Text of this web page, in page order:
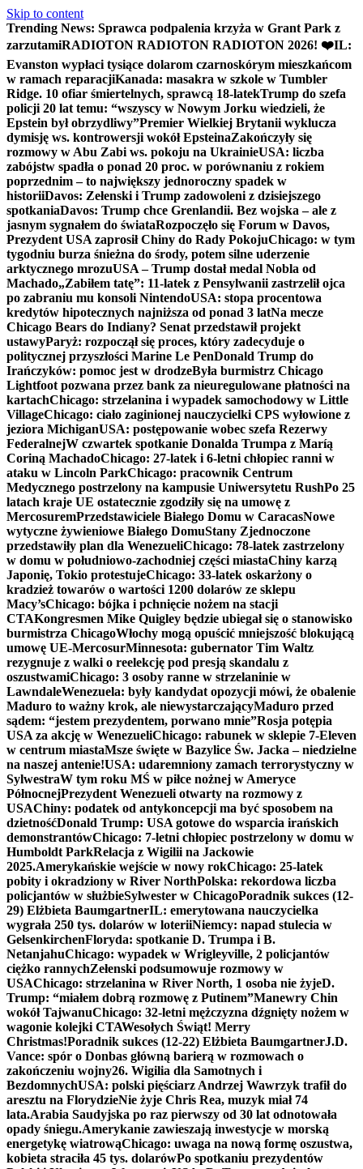
Skip to content
Trending News: Sprawca podpalenia krzyża w Grant Park z
zarzutamiRADIOTON RADIOTON RADIOTON 2026! ❤️IL:
Evanston wypłaci tysiące dolarom czarnoskórym mieszkańcom
w ramach reparacjiKanada: masakra w szkole w Tumbler
Ridge. 10 ofiar śmiertelnych, sprawcą 18-latekTrump do szefa
policji 20 lat temu: “wszyscy w Nowym Jorku wiedzieli, że
Epstein był obrzydliwy”Premier Wielkiej Brytanii wyklucza
dymisję ws. kontrowersji wokół EpsteinaZakończyły się
rozmowy w Abu Zabi ws. pokoju na UkrainieUSA: liczba
zabójstw spadła o ponad 20 proc. w porównaniu z rokiem
poprzednim – to największy jednoroczny spadek w
historiiDavos: Zełenski i Trump zadowoleni z dzisiejszego
spotkaniaDavos: Trump chce Grenlandii. Bez wojska – ale z
jasnym sygnałem do świataRozpoczęło się Forum w Davos,
Prezydent USA zaprosił Chiny do Rady PokojuChicago: w tym
tygodniu burza śnieżna do środy, potem silne uderzenie
arktycznego mrozuUSA – Trump dostał medal Nobla od
Machado„Zabiłem tatę”: 11-latek z Pensylwanii zastrzelił ojca
po zabraniu mu konsoli NintendoUSA: stopa procentowa
kredytów hipotecznych najniższa od ponad 3 latNa mecze
Chicago Bears do Indiany? Senat przedstawił projekt
ustawyParyż: rozpoczął się proces, który zadecyduje o
politycznej przyszłości Marine Le PenDonald Trump do
Irańczyków: pomoc jest w drodzeByła burmistrz Chicago
Lightfoot pozwana przez bank za nieuregulowane płatności na
kartachChicago: strzelanina i wypadek samochodowy w Little
VillageChicago: ciało zaginionej nauczycielki CPS wyłowione z
jeziora MichiganUSA: postępowanie wobec szefa Rezerwy
FederalnejW czwartek spotkanie Donalda Trumpa z Maríą
Coriną MachadoChicago: 27-latek i 6-letni chłopiec ranni w
ataku w Lincoln ParkChicago: pracownik Centrum
Medycznego postrzelony na kampusie Uniwersytetu RushPo 25
latach kraje UE ostatecznie zgodziły się na umowę z
MercosuremPrzedstawiciele Białego Domu w CaracasNowe
wytyczne żywieniowe Białego DomuStany Zjednoczone
przedstawiły plan dla WenezueliChicago: 78-latek zastrzelony
w domu w południowo-zachodniej części miastaChiny karzą
Japonię, Tokio protestujeChicago: 33-latek oskarżony o
kradzież towarów o wartości 1200 dolarów ze sklepu
Macy’sChicago: bójka i pchnięcie nożem na stacji
CTAKongresmen Mike Quigley będzie ubiegał się o stanowisko
burmistrza ChicagoWłochy mogą opuścić mniejszość blokującą
umowę UE-MercosurMinnesota: gubernator Tim Waltz
rezygnuje z walki o reelekcję pod presją skandalu z
oszustwamiChicago: 3 osoby ranne w strzelaninie w
LawndaleWenezuela: były kandydat opozycji mówi, że obalenie
Maduro to ważny krok, ale niewystarczającyMaduro przed
sądem: “jestem prezydentem, porwano mnie”Rosja potępia
USA za akcję w WenezueliChicago: rabunek w sklepie 7-Eleven
w centrum miastaMsze święte w Bazylice Św. Jacka – niedzielne
na naszej antenie!USA: udaremniony zamach terrorystyczny w
SylwestraW tym roku MŚ w piłce nożnej w Ameryce
PółnocnejPrezydent Wenezueli otwarty na rozmowy z
USAChiny: podatek od antykoncepcji ma być sposobem na
dzietnośćDonald Trump: USA gotowe do wsparcia irańskich
demonstrantówChicago: 7-letni chłopiec postrzelony w domu w
Humboldt ParkRelacja z Wigilii na Jackowie
2025.Amerykańskie wejście w nowy rokChicago: 25-latek
pobity i okradziony w River NorthPolska: rekordowa liczba
policjantów w służbieSylwester w ChicagoPoradnik sukces (12-
29) Elżbieta BaumgartnerIL: emerytowana nauczycielka
wygrała 250 tys. dolarów w loteriiNiemcy: napad stulecia w
GelsenkirchenFloryda: spotkanie D. Trumpa i B.
NetanjahuChicago: wypadek w Wrigleyville, 2 policjantów
ciężko rannychZełenski podsumowuje rozmowy w
USAChicago: strzelanina w River North, 1 osoba nie żyjeD.
Trump: “miałem dobrą rozmowę z Putinem”Manewry Chin
wokół TajwanuChicago: 32-letni mężczyzna dźgnięty nożem w
wagonie kolejki CTAWesołych Świąt! Merry
Christmas!Poradnik sukces (12-22) Elżbieta BaumgartnerJ.D.
Vance: spór o Donbas główną barierą w rozmowach o
zakończeniu wojny26. Wigilia dla Samotnych i
BezdomnychUSA: polski pięściarz Andrzej Wawrzyk trafił do
aresztu na FlorydzieNie żyje Chris Rea, muzyk miał 74
lata.Arabia Saudyjska po raz pierwszy od 30 lat odnotowała
opady śniegu.Amerykanie zawieszają inwestycje w morską
energetykę wiatrowąChicago: uwaga na nową formę oszustwa,
kobieta straciła 45 tys. dolarówPo spotkaniu prezydentów